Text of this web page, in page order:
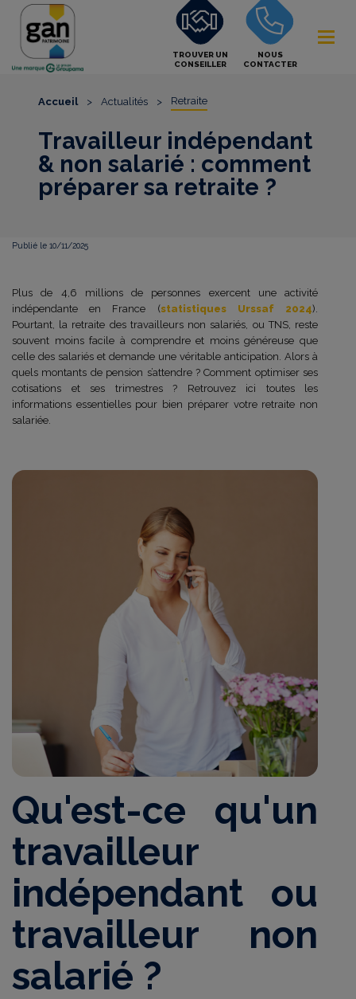
TROUVER UN
CONSEILLER
NOUS
CONTACTER
Accueil > Actualités > Retraite
Travailleur indépendant
& non salarié : comment
préparer sa retraite ?
Publié le 10/11/2025
Plus de 4,6 millions de personnes exercent une activité
indépendante en France (statistiques Urssaf 2024).
Pourtant, la retraite des travailleurs non salariés, ou TNS, reste
souvent moins facile à comprendre et moins généreuse que
celle des salariés et demande une véritable anticipation. Alors à
quels montants de pension s’attendre ? Comment optimiser ses
cotisations et ses trimestres ? Retrouvez ici toutes les
informations essentielles pour bien préparer votre retraite non
salariée.
Qu'est-ce qu'un
travailleur
indépendant ou
travailleur non
salarié ?